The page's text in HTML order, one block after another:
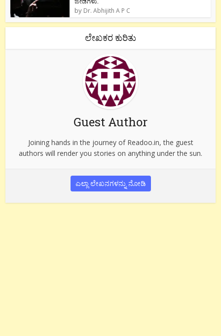
by Dr. Abhijith A P C
ಲೇಖಕರ ಕುರಿತು
Guest Author
Joining hands in the journey of Readoo.in, the guest
authors will render you stories on anything under the sun.
ಎಲ್ಲಾ ಲೇಖನಗಳನ್ನು ನೋಡಿ